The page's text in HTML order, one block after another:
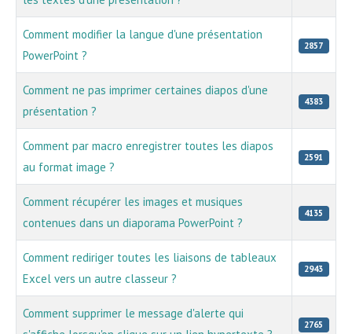
Comment modifier la langue d'une présentation
PowerPoint ?
2857
Comment ne pas imprimer certaines diapos d'une
présentation ?
4383
Comment par macro enregistrer toutes les diapos
au format image ?
2591
Comment récupérer les images et musiques
contenues dans un diaporama PowerPoint ?
4135
Comment rediriger toutes les liaisons de tableaux
Excel vers un autre classeur ?
2943
Comment supprimer le message d'alerte qui
2765